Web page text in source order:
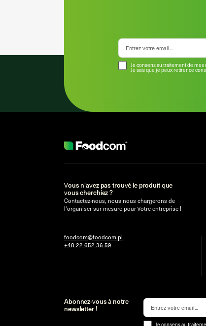
Je consens au traitement de
Je sais que je peux retirer ce
Vous n'avez pas trouvé le produit que
vous cherchiez ?
Contactez-nous, nous nous chargerons de
l'organiser sur mesure pour votre entreprise !
foodcom@foodcom.pl
+48 22 652 36 59
Abonnez-vous à notre
newsletter !
Je consens au